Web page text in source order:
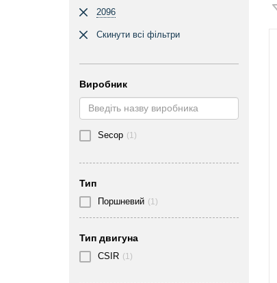
2096
Скинути всі фільтри
Виробник
Secop (1)
Тип
Поршневий (1)
Тип двигуна
CSIR (1)